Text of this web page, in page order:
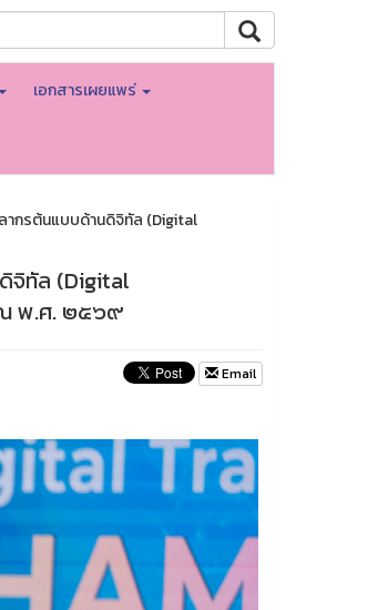
เอกสารเผยแพร่
ากรต้นแบบด้านดิจิทัล (Digital
จิทัล (Digital
ณ พ.ศ. ๒๕๖๙
Email